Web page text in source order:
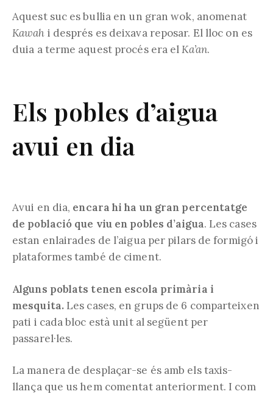
Aquest suc es bullia en un gran wok, anomenat
Kawah i després es deixava reposar. El lloc on es
duia a terme aquest procés era elKa’an.
Els pobles d’aigua
avui en dia
Avui en dia, encara hi ha un gran percentatge
de població que viu en pobles d’aigua. Les cases
estan enlairades de l’aigua per pilars de formigó i
plataformes també de ciment.
Alguns poblats tenen escola primària i
mesquita.Les cases, en grups de 6 comparteixen
pati i cada bloc està unit al següent per
passarel·les.
La manera de desplaçar-se és amb els taxis-
llança que us hem comentat anteriorment. I com